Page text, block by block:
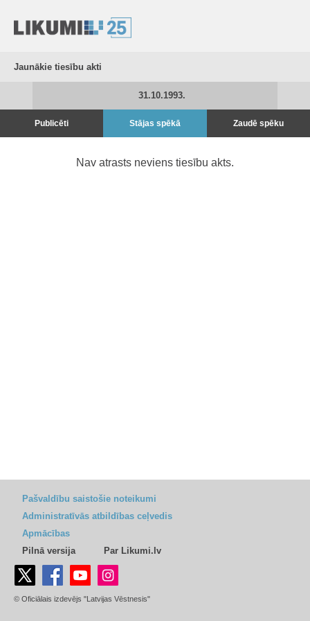
Jaunākie tiesību akti
31.10.1993.
Publicēti Stājas spēkā Zaudē spēku
Nav atrasts neviens tiesību akts.
Pašvaldību saistošie noteikumi
Administratīvās atbildības ceļvedis
Apmācības
Pilnā versija
Par Likumi.lv
© Oficiālais izdevējs "Latvijas Vēstnesis"